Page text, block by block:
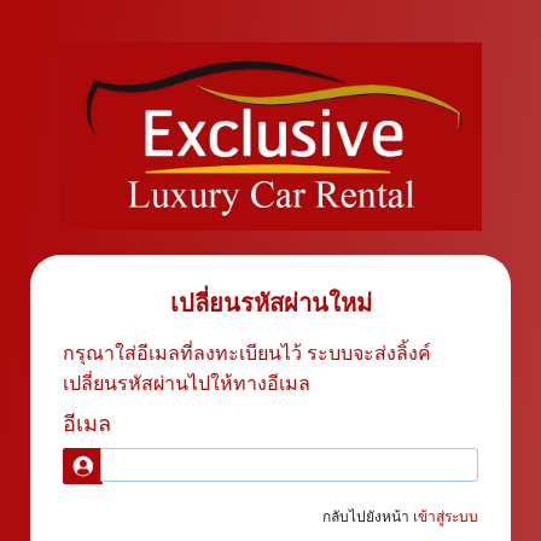
เปลี่ยนรหัสผ่านใหม่
กรุณาใส่อีเมลที่ลงทะเบียนไว้ ระบบจะส่งลิ้งค์
เปลี่ยนรหัสผ่านไปให้ทางอีเมล
อีเมล
กลับไปยังหน้า เข้าสู่ระบบ